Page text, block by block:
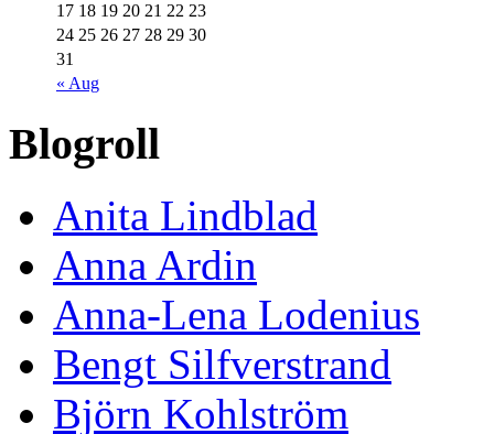
« Aug
17 18 19 20 21 22 23
24 25 26 27 28 29 30
31
Blogroll
Anita Lindblad
Anna Ardin
Anna-Lena Lodenius
Bengt Silfverstrand
Björn Kohlström